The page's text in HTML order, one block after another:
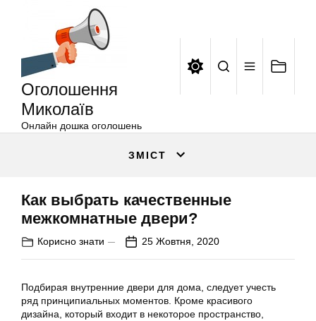
Оголошення
Миколаїв
Онлайн дошка оголошень
ЗМІСТ
Как выбрать качественные
межкомнатные двери?
Корисно знати 25 Жовтня, 2020
Подбирая внутренние двери для дома, следует учесть
ряд принципиальных моментов. Кроме красивого
дизайна, который входит в некоторое пространство,